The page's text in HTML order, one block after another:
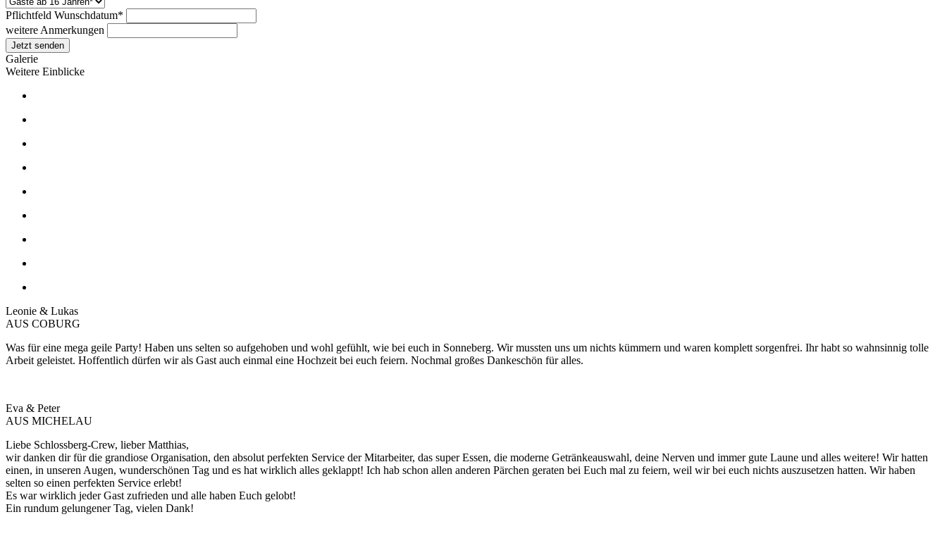
Pflichtfeld Wunschdatum*
weitere Anmerkungen
Jetzt senden
Galerie
Weitere Einblicke
Leonie & Lukas
AUS COBURG
Was für eine mega geile Party! Haben uns selten so aufgehoben und wohl gefühlt, wie bei euch in Sonneberg. Wir mussten uns um nichts kümmern und waren komplett sorgenfrei. Ihr habt so wahnsinnig tolle
Arbeit geleistet. Hoffentlich dürfen wir als Gast auch einmal eine Hochzeit bei euch feiern. Nochmal großes Dankeschön für alles.
Eva & Peter
AUS MICHELAU
Liebe Schlossberg-Crew, lieber Matthias,
wir danken dir für die grandiose Organisation, den absolut perfekten Service der Mitarbeiter, das super Essen, die moderne Getränkeauswahl, deine Nerven und immer gute Laune und alles weitere! Wir hatten
einen, in unseren Augen, wunderschönen Tag und es hat wirklich alles geklappt! Ich hab schon allen anderen Pärchen geraten bei Euch mal zu feiern, weil wir bei euch nichts auszusetzen hatten. Wir haben
selten so einen perfekten Service erlebt!
Es war wirklich jeder Gast zufrieden und alle haben Euch gelobt!
Ein rundum gelungener Tag, vielen Dank!